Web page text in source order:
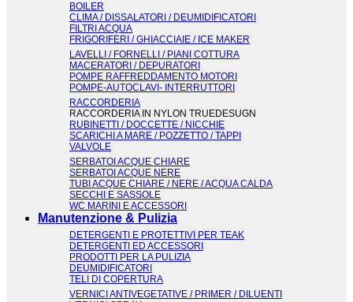
BOILER
CLIMA / DISSALATORI / DEUMIDIFICATORI
FILTRI ACQUA
FRIGORIFERI / GHIACCIAIE / ICE MAKER
LAVELLI / FORNELLI / PIANI COTTURA
MACERATORI / DEPURATORI
POMPE RAFFREDDAMENTO MOTORI
POMPE-AUTOCLAVI- INTERRUTTORI
RACCORDERIA
RACCORDERIA IN NYLON TRUEDESUGN
RUBINETTI / DOCCETTE / NICCHIE
SCARICHI A MARE / POZZETTO / TAPPI
VALVOLE
SERBATOI ACQUE CHIARE
SERBATOI ACQUE NERE
TUBI ACQUE CHIARE / NERE / ACQUA CALDA
SECCHI E SASSOLE
WC MARINI E ACCESSORI
Manutenzione & Pulizia
DETERGENTI E PROTETTIVI PER TEAK
DETERGENTI ED ACCESSORI
PRODOTTI PER LA PULIZIA
DEUMIDIFICATORI
TELI DI COPERTURA
VERNICI ANTIVEGETATIVE / PRIMER / DILUENTI